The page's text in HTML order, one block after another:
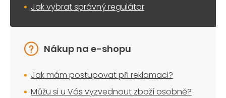
Jak vybrat správný regulátor
Nákup na e-shopu
Jak mám postupovat při reklamaci?
Můžu si u Vás vyzvednout zboží osobně?